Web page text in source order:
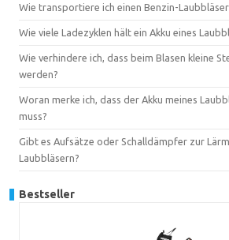
Wie transportiere ich einen Benzin-
Wie viele Ladezyklen hält ein Akku eines
Wie verhindere ich, dass beim Blasen kleine
werden?
Woran merke ich, dass der Akku meines
muss?
Gibt es Aufsätze oder Schalldämpfer zur
Laubbläsern?
Bestseller